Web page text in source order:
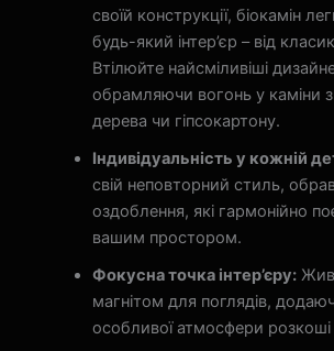
своїй конструкції, біокамін
будь-який інтер’єр – від
Втілюйте найсміливіші
обрамляючи вогонь у каміни
дерева чи гіпсокартону.
Індивідуальність у кожній
свій неповторний стиль,
оздоблення, які гармонійно
вашим простором.
Фокусна точка інтер’єру:
магнітом для поглядів,
особливої атмосфери розкоші